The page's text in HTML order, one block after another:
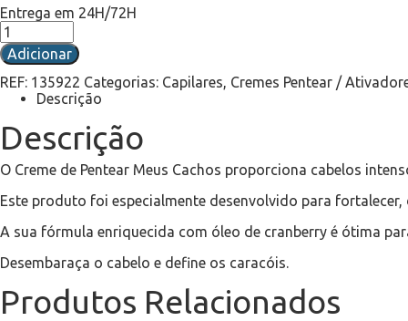
Entrega em 24H/72H
Adicionar
REF: 135922 Categorias: Capilares, Cremes Pentear /
Descrição
Descrição
O Creme de Pentear Meus Cachos proporciona cabelos
Este produto foi especialmente desenvolvido para
A sua fórmula enriquecida com óleo de cranberry é ótima
Desembaraça o cabelo e define os caracóis.
Produtos Relacionados